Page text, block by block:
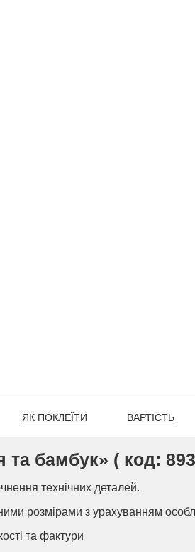
ЯК ПОКЛЕЇТИ ВАРТІСТЬ
бамбук» ( код: 8938
технічних деталей.
розмірами з урахуванням
та фактури